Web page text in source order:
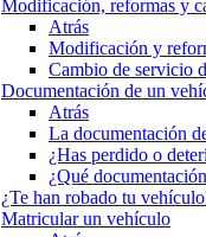
Modificación, reformas y
Atrás
Modificación y
Cambio de servicio
Documentación de un
Atrás
La documentación
¿Has perdido o
¿Qué
¿Te han robado tu
Matricular un vehículo